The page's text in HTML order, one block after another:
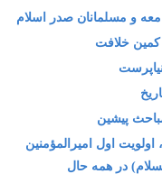
و مسلمانان صدر اسلام
كمین خلافت
پیشین
اول امیرالمؤمنین
در همه حال